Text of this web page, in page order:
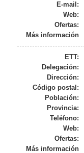
E-mail:
Web:
Ofertas:
Más información
ETT:
Delegación:
Dirección:
Código postal:
Población:
Provincia:
Teléfono:
Web:
Ofertas:
Más información